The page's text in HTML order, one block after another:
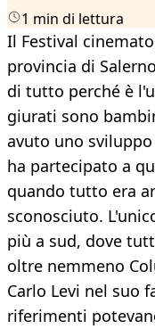
1 min di lettura
Il Festival
provincia di
di tutto perché è
giurati sono
avuto uno
ha partecipato a
quando tutto era
sconosciuto.
più a sud, dove
oltre nemmeno
Carlo Levi nel suo
riferimenti